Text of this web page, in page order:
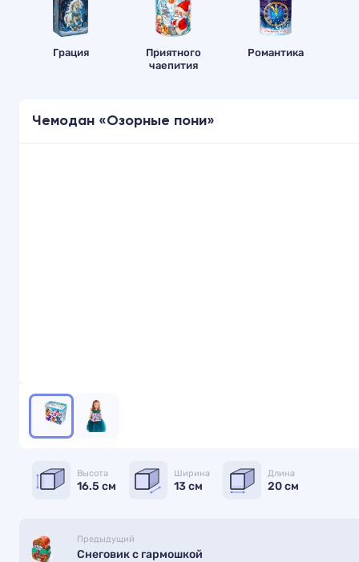
Грация
Приятного
чаепития
Романтика
Чемодан «Озорные пони»
Высота
16.5 см
Ширина
13 см
Длина
20 см
Предыдущий
Снеговик с гармошкой